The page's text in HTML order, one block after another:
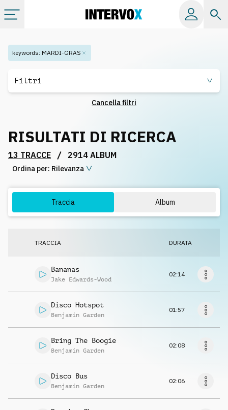
Categorie
Playlist
Licenze
keywords: MARDI-GRAS
Filtri
Cancella filtri
RISULTATI DI RICERCA
13 TRACCE / 2914 ALBUM
Ordina per: Rilevanza
Traccia Album
TRACCIA DURATA
Bananas
Jake Edwards-Wood
02:14
Disco Hotspot
Benjamin Garden
01:57
Bring The Boogie
Benjamin Garden
02:08
Disco Bus
Benjamin Garden
02:06